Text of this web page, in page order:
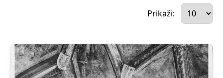
Prikaži: